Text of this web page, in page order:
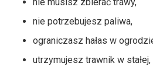
nie potrzebujesz paliwa,
ograniczasz hałas w
utrzymujesz trawnik w